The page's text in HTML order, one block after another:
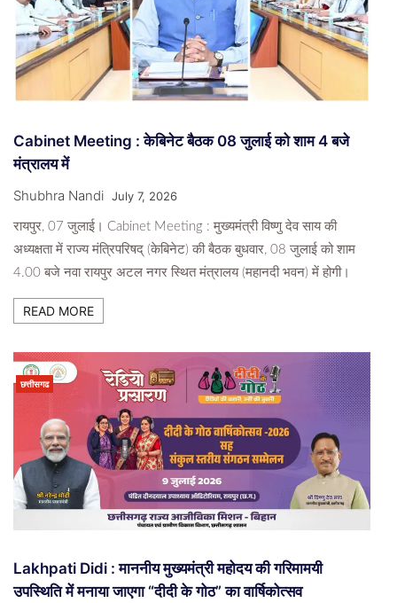
Cabinet Meeting : केबिनेट बैठक 08 जुलाई को शाम 4 बजे
मंत्रालय में
Shubhra Nandi July 7, 2026
रायपुर, 07 जुलाई। Cabinet Meeting : मुख्यमंत्री विष्णु देव साय की
अध्यक्षता में राज्य मंत्रिपरिषद् (केबिनेट) की बैठक बुधवार, 08 जुलाई को शाम
4.00 बजे नवा रायपुर अटल नगर स्थित मंत्रालय (महानदी भवन) में होगी।
READ MORE
छत्तीसगढ
Lakhpati Didi : माननीय मुख्यमंत्री महोदय की गरिमामयी
उपस्थिति में मनाया जाएगा “दीदी के गोठ” का वार्षिकोत्सव